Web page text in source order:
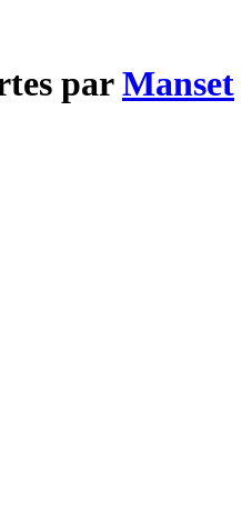
parManset